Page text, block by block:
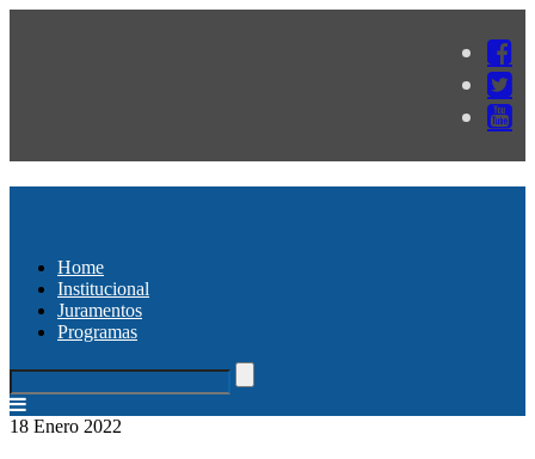
Home
Institucional
Juramentos
Programas
18 Enero 2022